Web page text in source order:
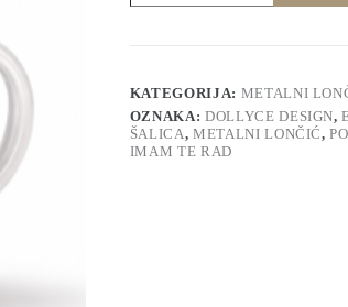
IMAM
KATEGORIJA: METALNI
OZNAKA: DOLLYCE DESIGN,
ŠALICA,METALNI LONČIĆ,
IMAM TE RAD